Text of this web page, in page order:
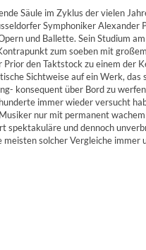
Säule im Zyklus der vielen
Symphoniker
und Ballette. Sein Studium
zum soeben mit
den Taktstock zu einem
Sichtweise auf ein Werk,
konsequent über Bord zu
immer wieder versucht
nur mit permanent
spektakuläre und dennoch
solcher Vergleiche immer